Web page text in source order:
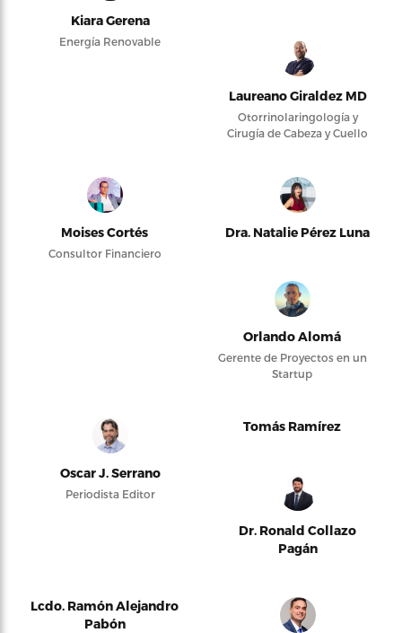
Kiara Gerena
Energía Renovable
Laureano Giraldez MD
Otorrinolaringología y
Cirugía de Cabeza y Cuello
Moises Cortés
Consultor Financiero
Dra. Natalie Pérez Luna
Orlando Alomá
Gerente de Proyectos en un
Startup
Oscar J. Serrano
Periodista Editor
Tomás Ramírez
Dr. Ronald Collazo
Pagán
Lcdo. Ramón Alejandro
Pabón